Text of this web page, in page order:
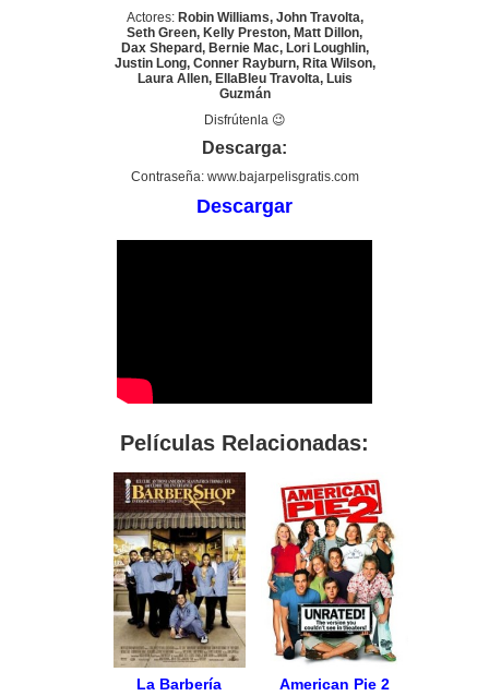
Actores: Robin Williams, John Travolta,
Seth Green, Kelly Preston, Matt Dillon,
Dax Shepard, Bernie Mac, Lori Loughlin,
Justin Long, Conner Rayburn, Rita Wilson,
Laura Allen, EllaBleu Travolta, Luis
Guzmán
Disfrútenla 😉
Descarga:
Contraseña: www.bajarpelisgratis.com
Descargar
Películas Relacionadas:
La Barbería American Pie 2